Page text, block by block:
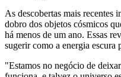
As descobertas mais recentes
dobro dos objetos cósmicos
há menos de um ano. Essas
sugerir como a energia escura
"Estamos no negócio de